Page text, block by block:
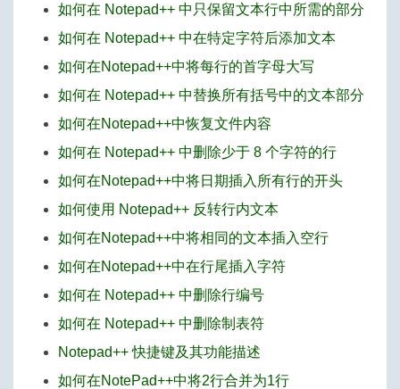
如何在 Notepad++ 中只保留文本行中所需的部分
如何在 Notepad++ 中在特定字符后添加文本
如何在Notepad++中将每行的首字母大写
如何在 Notepad++ 中替换所有括号中的文本部分
如何在Notepad++中恢复文件内容
如何在 Notepad++ 中删除少于 8 个字符的行
如何在Notepad++中将日期插入所有行的开头
如何使用 Notepad++ 反转行内文本
如何在Notepad++中将相同的文本插入空行
如何在Notepad++中在行尾插入字符
如何在 Notepad++ 中删除行编号
如何在 Notepad++ 中删除制表符
Notepad++ 快捷键及其功能描述
如何在NotePad++中将2行合并为1行